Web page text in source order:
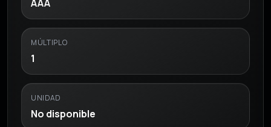
AAA
MÚLTIPLO
1
UNIDAD
No disponible